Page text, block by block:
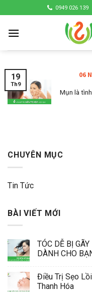
to
content
0949 026 139
06
Mụn là
19
Th9
CHUYÊN MỤC
Tin Tức
BÀI VIẾT MỚI
TÓC DỄ BỊ
DÀNH CHO
Điều Trị Sẹo
Thanh Hóa